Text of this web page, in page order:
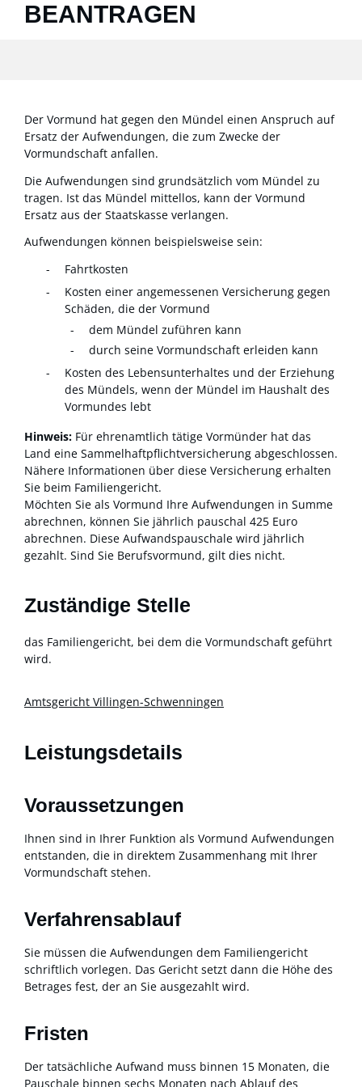
BEANTRAGEN
Der Vormund hat gegen den Mündel einen Anspruch auf
Ersatz der Aufwendungen, die zum Zwecke der
Vormundschaft anfallen.
Die Aufwendungen sind grundsätzlich vom Mündel zu
tragen. Ist das Mündel mittellos, kann der Vormund
Ersatz aus der Staatskasse verlangen.
Aufwendungen können beispielsweise sein:
Fahrtkosten
Kosten einer angemessenen Versicherung gegen
Schäden, die der Vormund
dem Mündel zuführen kann
durch seine Vormundschaft erleiden kann
Kosten des Lebensunterhaltes und der Erziehung
des Mündels, wenn der Mündel im Haushalt des
Vormundes lebt
Hinweis: Für ehrenamtlich tätige Vormünder hat das
Land eine Sammelhaftpflichtversicherung abgeschlossen.
Nähere Informationen über diese Versicherung erhalten
Sie beim Familiengericht.
Möchten Sie als Vormund Ihre Aufwendungen in Summe
abrechnen, können Sie jährlich pauschal 425 Euro
abrechnen. Diese Aufwandspauschale wird jährlich
gezahlt. Sind Sie Berufsvormund, gilt dies nicht.
Zuständige Stelle
das Familiengericht, bei dem die Vormundschaft geführt
wird.
Amtsgericht Villingen-Schwenningen
Leistungsdetails
Voraussetzungen
Ihnen sind in Ihrer Funktion als Vormund Aufwendungen
entstanden, die in direktem Zusammenhang mit Ihrer
Vormundschaft stehen.
Verfahrensablauf
Sie müssen die Aufwendungen dem Familiengericht
schriftlich vorlegen. Das Gericht setzt dann die Höhe des
Betrages fest, der an Sie ausgezahlt wird.
Fristen
Der tatsächliche Aufwand muss binnen 15 Monaten, die
Pauschale binnen sechs Monaten nach Ablauf des